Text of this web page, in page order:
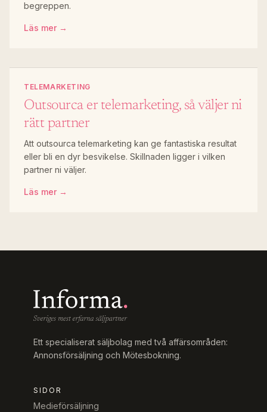
begreppen.
Läs mer →
TELEMARKETING
Outsourca er telemarketing, så väljer ni
rätt partner
Att outsourca telemarketing kan ge fantastiska resultat
eller bli en dyr besvikelse. Skillnaden ligger i vilken
partner ni väljer.
Läs mer →
Ett specialiserat säljbolag med två affärsområden:
Annonsförsäljning och Mötesbokning.
SIDOR
Medieförsäljning